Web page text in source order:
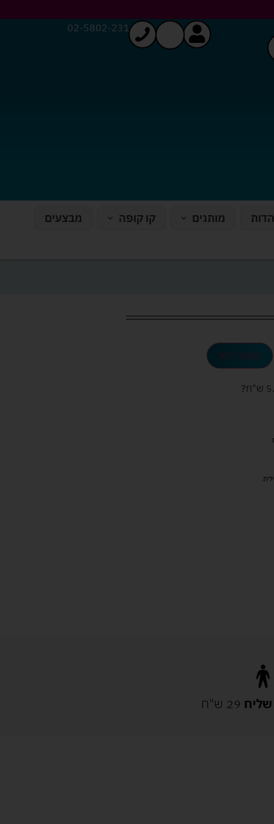
02-5802-231
מותגים קו קופה
מבצעים
הוספה לסל
?
שליח 29 ש"ח